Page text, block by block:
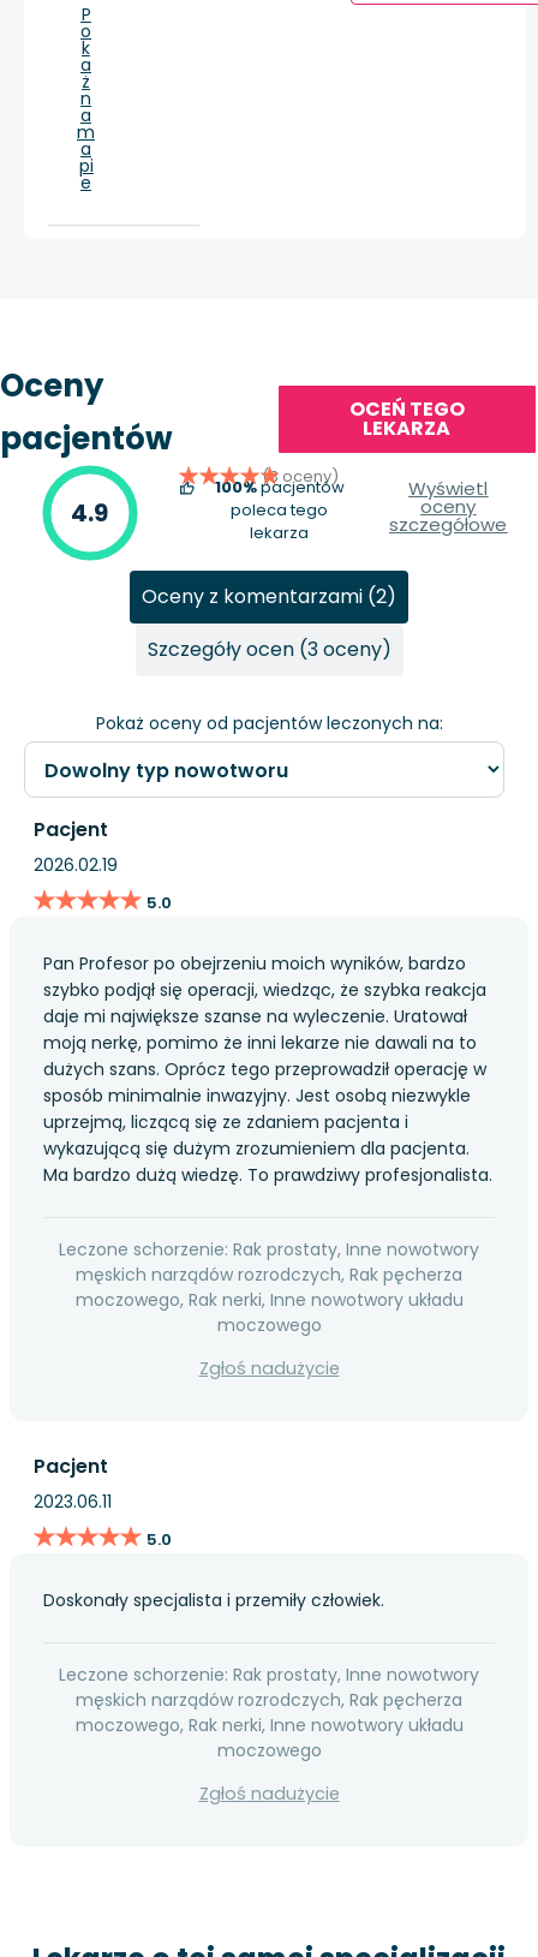
P
o
k
a
ż
n
a
m
a
pi
e
Oceny
pacjentów
OCEŃ TEGO
LEKARZA
4.9
(3 oceny)
100%pacjentów
poleca tego
lekarza
Wyświetl
oceny
szczegółowe
Pokaż oceny od pacjentów leczonych na:
Oceny z komentarzami (2)
Szczegóły ocen (3 oceny)
Pacjent
2026.02.19
★★★★★
★★★★★ 5.0
Pan Profesor po obejrzeniu moich wyników, bardzo
szybko podjął się operacji, wiedząc, że szybka reakcja
daje mi największe szanse na wyleczenie. Uratował
moją nerkę, pomimo że inni lekarze nie dawali na to
dużych szans. Oprócz tego przeprowadził operację w
sposób minimalnie inwazyjny. Jest osobą niezwykle
uprzejmą, liczącą się ze zdaniem pacjenta i
wykazującą się dużym zrozumieniem dla pacjenta.
Ma bardzo dużą wiedzę. To prawdziwy profesjonalista.
Leczone schorzenie: Rak prostaty, Inne nowotwory
męskich narządów rozrodczych, Rak pęcherza
moczowego, Rak nerki, Inne nowotwory układu
moczowego
Zgłoś nadużycie
Pacjent
2023.06.11
★★★★★
★★★★★ 5.0
Doskonały specjalista i przemiły człowiek.
Leczone schorzenie: Rak prostaty, Inne nowotwory
męskich narządów rozrodczych, Rak pęcherza
moczowego, Rak nerki, Inne nowotwory układu
moczowego
Zgłoś nadużycie